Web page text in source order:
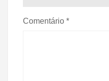
Comentário *